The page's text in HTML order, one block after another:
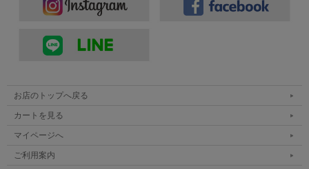
お店のトップへ戻る
カートを見る
マイページへ
ご利用案内